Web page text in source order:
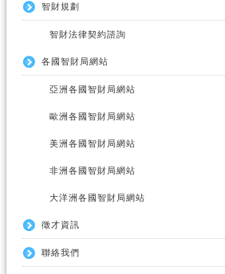
智財規劃
智財法律契約諮詢
各國智財局網站
亞洲各國智財局網站
歐洲各國智財局網站
美洲各國智財局網站
非洲各國智財局網站
大洋洲各國智財局網站
徵才資訊
聯絡我們